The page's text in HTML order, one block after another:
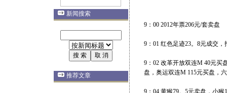
新闻搜索
推荐文章
9：00 2012年票206元/套卖盘
9：01 红色足迹23。8元成交
9：02 改革开放双连M 40元买
盘，奥运双连M 115元买盘，
9：04 黄猴79。5元卖盘，小